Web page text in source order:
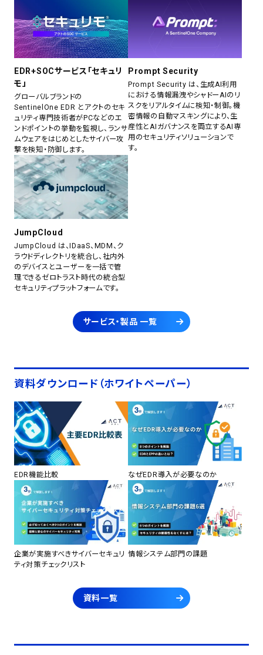
EDR+SOCサービス「セキュリ
モ」
グローバルブランドの
SentinelOne EDR とアクトのセキ
ュリティ専門技術者がPCなどのエ
ンドポイントの挙動を監視し、ランサ
ムウェアをはじめとしたサイバー攻
撃を検知・防御します。
Prompt Security
Prompt Security は、生成AI利用
における情報漏洩やシャドーAIのリ
スクをリアルタイムに検知・制御。機
密情報の自動マスキングにより、生
産性とAIガバナンスを両立するAI専
用のセキュリティソリューションで
す。
JumpCloud
JumpCloud は、IDaaS、MDM、ク
ラウドディレクトリを統合し、社内外
のデバイスとユーザーを一括で管
理できるゼロトラスト時代の統合型
セキュリティプラットフォームです。
サービス・製品 一覧
資料ダウンロード（ホワイトペーパー）
EDR機能比較 なぜEDR導入が必要なのか
企業が実施すべきサイバーセキュリ
ティ対策チェックリスト
情報システム部門の課題
資料一覧